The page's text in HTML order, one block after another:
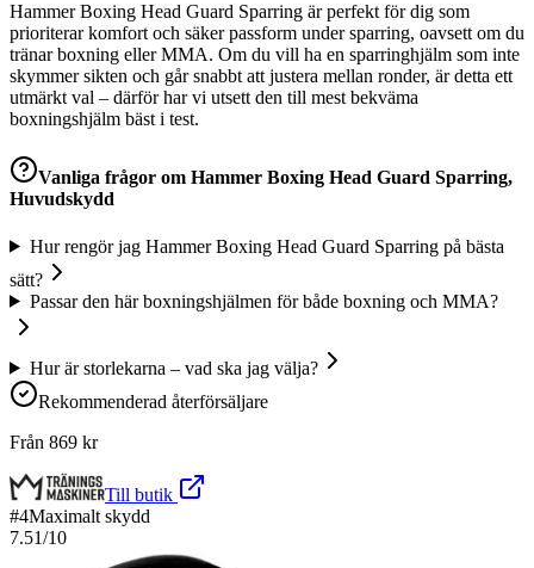
Hammer Boxing Head Guard Sparring är perfekt för dig som
prioriterar komfort och säker passform under sparring, oavsett om du
tränar boxning eller MMA. Om du vill ha en sparringhjälm som inte
skymmer sikten och går snabbt att justera mellan ronder, är detta ett
utmärkt val – därför har vi utsett den till mest bekväma
boxningshjälm bäst i test.
Vanliga frågor om Hammer Boxing Head Guard Sparring,
Huvudskydd
Hur rengör jag Hammer Boxing Head Guard Sparring på bästa
sätt?
Passar den här boxningshjälmen för både boxning och MMA?
Hur är storlekarna – vad ska jag välja?
Rekommenderad återförsäljare
Från 869 kr
Till butik
#4Maximalt skydd
7.51/10